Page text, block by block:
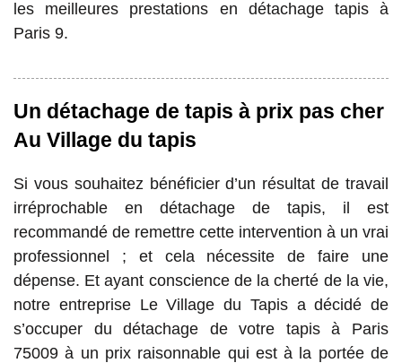
les meilleures prestations en détachage tapis à
Paris 9.
Un détachage de tapis à prix pas cher
Au Village du tapis
Si vous souhaitez bénéficier d’un résultat de travail
irréprochable en détachage de tapis, il est
recommandé de remettre cette intervention à un vrai
professionnel ; et cela nécessite de faire une
dépense. Et ayant conscience de la cherté de la vie,
notre entreprise Le Village du Tapis a décidé de
s’occuper du détachage de votre tapis à Paris
75009 à un prix raisonnable qui est à la portée de